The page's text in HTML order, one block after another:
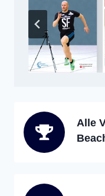
Alle